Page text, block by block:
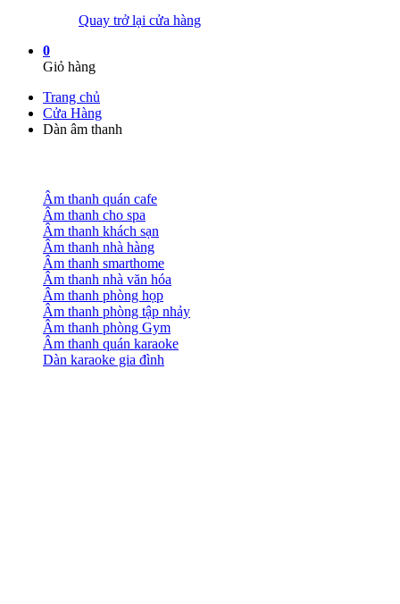
Quay trở lại cửa hàng
0
Giỏ hàng
Trang chủ
Cửa Hàng
Dàn âm thanh
Âm thanh quán cafe
Âm thanh cho spa
Âm thanh khách sạn
Âm thanh nhà hàng
Âm thanh smarthome
Âm thanh nhà văn hóa
Âm thanh phòng họp
Âm thanh phòng tập nhảy
Âm thanh phòng Gym
Âm thanh quán karaoke
Dàn karaoke gia đình